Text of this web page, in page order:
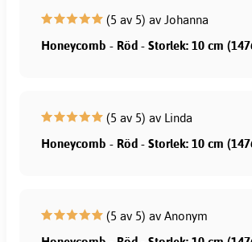
(5 av 5) av Johanna
Honeycomb - Röd - Storlek: 10 cm
(5 av 5) av Linda
Honeycomb - Röd - Storlek: 10 cm
(5 av 5) av Anonym